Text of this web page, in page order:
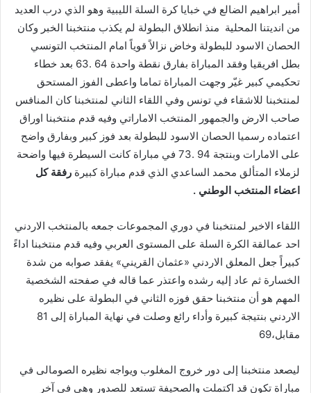
أمير ابراهيم الضالع في خبايا كرة السلة الليبية وهو الذي درب العديد
من انديتنا المحلية منذ انطلاق البطولة لم يكذب منتخبنا الخبر وكان
الحصان الاسود للبطولة وخاض نزالاً قوياً امام المنتخب التونسي
بطل افريقيا وفقد المباراة بفارق نقطة واحدة 64 .63 بعد خطاء
تحكيمي كبير غيّر وجهت المباراة تماما واعطى الفوز المستحق
لمنتخبنا للاشقاء في تونس وفي اللقاء الثاني لمنتخبنا كان المنافس
صاحب الارض والجمهور المنتخب الاماراتي وفيه قدم منتخبنا اوراق
اعتماده رسميا الحصان الاسود للبطولة بعد فوز كبير وبفارق واضح
على الامارات وبنتجة 94 .73 في مباراة كانت السيطرة فيها واضحة
لزملاء المتألق محمد الساعدي الذي قدم مباراة كبيرة رفقة كل
اعضاء المنتخب الوطني .
اللقاء الاخير لمنتخبنا في دوري المجموعات جمعه بالمنتخب الاردني
احد عمالقة الكرة السلة على المستوى العربي وفيه قدم منتخبنا اداءً
كبيراً جعل المعلق الاردني «عثمان القريني» يفقد صوابه من شدة
الخسارة ثم عاد إليه رشده واعتذر عما قاله في صفحته الشخصية
المهم هو أن منتخبنا حقق فوزه الثاني في البطولة على نظيره
الاردني بنتيجة كبيرة وأداء رائع وصلت في نهاية المباراة إلى 81
مقابل،69
ليصعد منتخبنا إلى دور خروج المغلوب ويواجه نظيره الصومالى في
مباراة تكون قد اكتملت والصحيفة تستعد للصدور وهي في آخر